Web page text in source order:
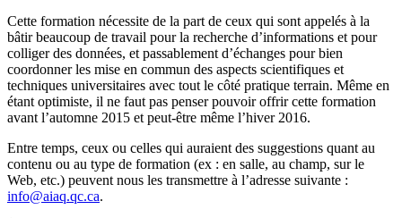
Cette formation nécessite de la part de ceux qui sont appelés à la
bâtir beaucoup de travail pour la recherche d’informations et pour
colliger des données, et passablement d’échanges pour bien
coordonner les mise en commun des aspects scientifiques et
techniques universitaires avec tout le côté pratique terrain. Même en
étant optimiste, il ne faut pas penser pouvoir offrir cette formation
avant l’automne 2015 et peut-être même l’hiver 2016.
Entre temps, ceux ou celles qui auraient des suggestions quant au
contenu ou au type de formation (ex : en salle, au champ, sur le
Web, etc.) peuvent nous les transmettre à l’adresse suivante :
info@aiaq.qc.ca.